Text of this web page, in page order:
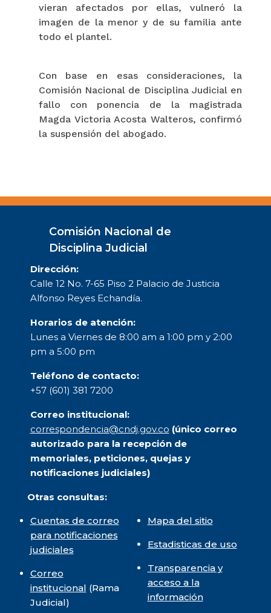
vieran afectados por ellas, vulneró la
imagen de la menor y de su familia ante
todo el plantel.
Con base en esas consideraciones, la
Comisión Nacional de Disciplina Judicial en
fallo con ponencia de la magistrada
Magda Victoria Acosta Walteros, confirmó
la suspensión del abogado.
Comisión Nacional de
Disciplina Judicial
Dirección:
Calle 12 No. 7-65 Piso 2 Palacio de Justicia
Alfonso Reyes Echandía.
Horarios de atención:
Lunes a Viernes de 8:00 am a 1:00 pm y 2:00
pm a 5:00 pm
Teléfono de contacto:
+57 (601) 381 7200
Correo institucional:
correspondencia@cndj.gov.co (único correo
autorizado para la recepción de
memoriales, peticiones, quejas y
notificaciones judiciales)
Otras consultas:
Cuentas de correo
para notificaciones
judiciales
Correo
institucional (Rama
Judicial)
Mapa del sitio
Estadisticas de uso
Transparencia y
acceso a la
información